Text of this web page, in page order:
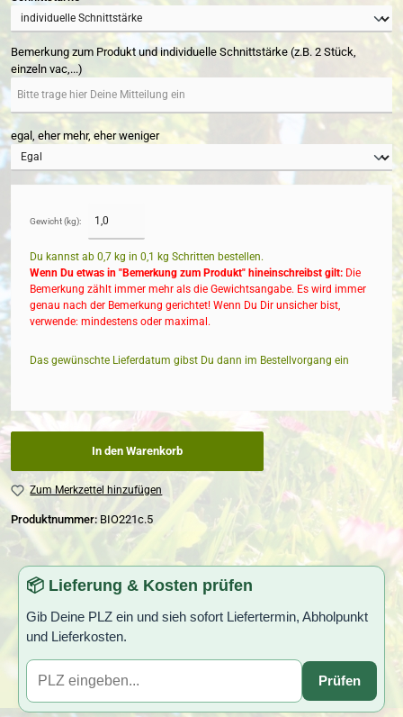
Bemerkung zum Produkt und individuelle Schnittstärke (z.B. 2 Stück,
einzeln vac,...)
egal, eher mehr, eher weniger
Gewicht (kg):
Du kannst ab 0,7 kg in 0,1 kg Schritten bestellen.
Wenn Du etwas in "Bemerkung zum Produkt" hineinschreibst gilt: Die
Bemerkung zählt immer mehr als die Gewichtsangabe. Es wird immer
genau nach der Bemerkung gerichtet! Wenn Du Dir unsicher bist,
verwende: mindestens oder maximal.
Das gewünschte Lieferdatum gibst Du dann im Bestellvorgang ein
In den Warenkorb
Zum Merkzettel hinzufügen
Produktnummer: BIO221c.5
📦 Lieferung & Kosten prüfen
Gib Deine PLZ ein und sieh sofort Liefertermin, Abholpunkt
und Lieferkosten.
Prüfen